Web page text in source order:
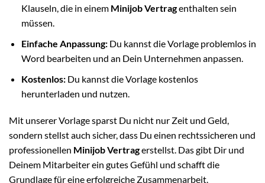
Klauseln, die in einem Minijob Vertragenthalten sein
müssen.
Einfache Anpassung:Du kannst die Vorlage problemlos in
Word bearbeiten und an Dein Unternehmen anpassen.
Kostenlos:Du kannst die Vorlage kostenlos
herunterladen und nutzen.
Mit unserer Vorlage sparst Du nicht nur Zeit und Geld,
sondern stellst auch sicher, dass Du einen rechtssicheren und
professionellen Minijob Vertragerstellst. Das gibt Dir und
Deinem Mitarbeiter ein gutes Gefühl und schafft die
Grundlage für eine erfolgreiche Zusammenarbeit.